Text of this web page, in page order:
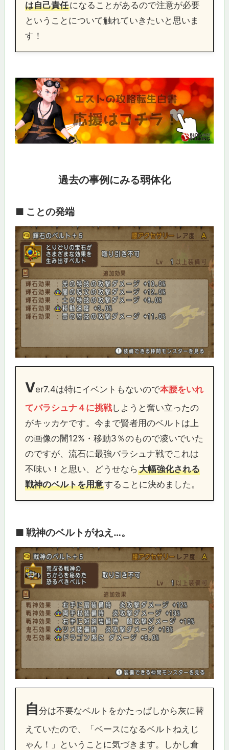
は自己責任になることがあるので注意が必要
ということについて触れていきたいと思いま
す！
過去の事例にみる弱体化
■ ことの発端
Ver7.4は特にイベントもないので本腰をいれ
てバラシュナ４に挑戦しようと奮い立ったの
がキッカケです。今まで賢者用のベルトは上
の画像の闇12%・移動3％のもので凌いでいた
のですが、流石に最強バラシュナ戦でこれは
不味い！と思い、どうせなら大幅強化される
戦神のベルトを用意することに決めました。
■ 戦神のベルトがねえ…。
自分は不要なベルトをかたっぱしから灰に替
えていたので、「ベースになるベルトねえじ
ゃん！」ということに気づきます。しかし倉